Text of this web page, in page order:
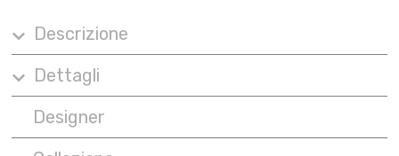
Descrizione
Dettagli
Designer